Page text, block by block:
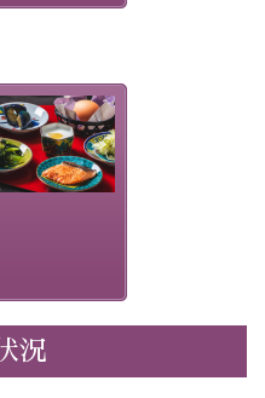
ご用意
アウト10時
美湖膳（二十四節気と
じめとした和定食
進みが遅く新鮮で若返り
食膳に使わ
の名産品を
れ、安心・
野県産...
況